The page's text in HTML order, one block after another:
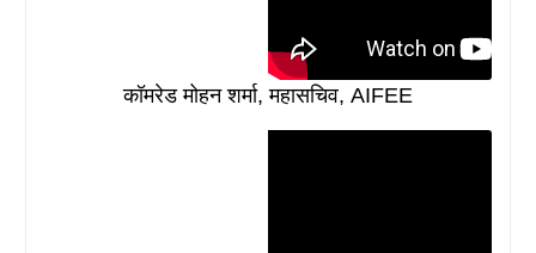
कॉमरेड मोहन शर्मा, महासचिव, AIFEE